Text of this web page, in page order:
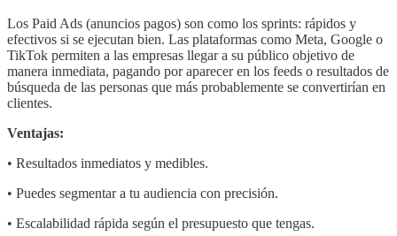
Los Paid Ads (anuncios pagos) son como los sprints: rápidos y
efectivos si se ejecutan bien. Las plataformas como Meta, Google o
TikTok permiten a las empresas llegar a su público objetivo de
manera inmediata, pagando por aparecer en los feeds o resultados de
búsqueda de las personas que más probablemente se convertirían en
clientes.
Ventajas:
• Resultados inmediatos y medibles.
• Puedes segmentar a tu audiencia con precisión.
• Escalabilidad rápida según el presupuesto que tengas.